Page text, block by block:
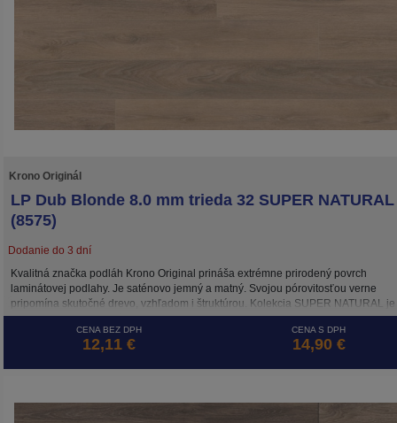
Krono Originál
LP Dub Blonde 8.0 mm trieda 32 SUPER NATURAL
(8575)
Dodanie do 3 dní
Kvalitná značka podláh Krono Original prináša extrémne prirodený povrch
laminátovej podlahy. Je saténovo jemný a matný. Svojou pórovitosťou verne
pripomína skutočné drevo, vzhľadom i štruktúrou. Kolekcia SUPER NATURAL je
mimoriadne prirodzená na pohľad i na dotyk.
CENA BEZ DPH
12,11 €
CENA S DPH
14,90 €